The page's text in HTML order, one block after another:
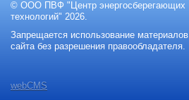
© ООО ПВФ "Центр энергосберегающих
технологий" 2026.
Запрещается использование материалов
сайта без разрешения правообладателя.
webCMS